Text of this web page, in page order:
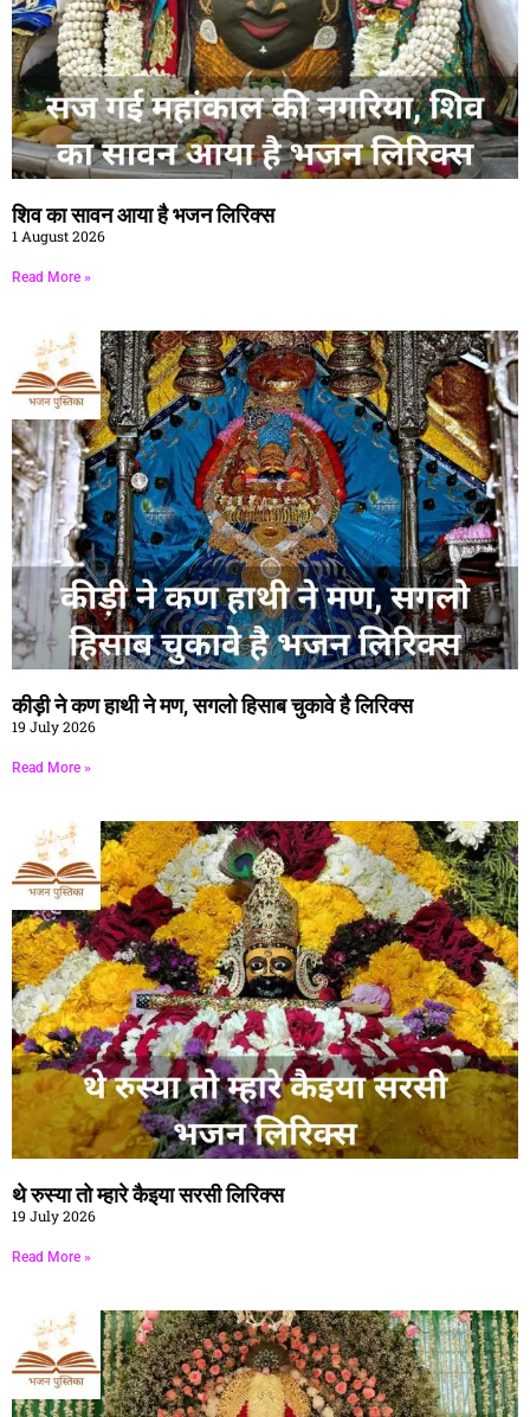
शिव का सावन आया है भजन लिरिक्स
1 August 2026
Read More »
कीड़ी ने कण हाथी ने मण, सगलो हिसाब चुकावे है लिरिक्स
19 July 2026
Read More »
थे रुस्या तो म्हारे कैइया सरसी लिरिक्स
19 July 2026
Read More »